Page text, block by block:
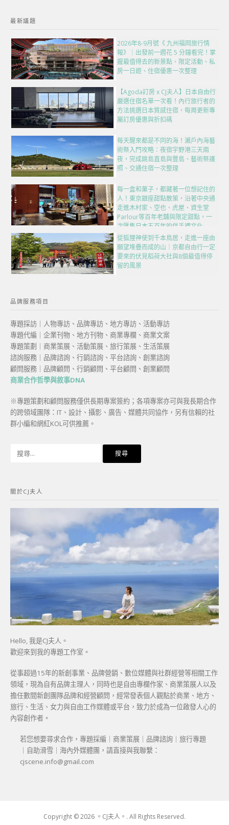
最新議題
2026年8-9月號《 九州福岡旅行情
報》｜出發前一週花 5 分鐘看完！掌
握最值得去的新景點、限定活動、私
房一日遊、住宿優惠一次整理
【Agoda訂房 x CJ夫人】日本自由行
嚴選住宿名單一次看！內行旅行者的
方法挑選日本質感住宿，每周更新專
屬訂房優惠與折扣碼
每天醒來都是不同的海！瀨戶內海藝
術祭入門攻略：夜宿宇野港三天兩
夜，完成跳島直島與豐島、藝術祭護
照、交通住宿一次整理
每一盒和菓子，都藏著一位想記住的
人！東京銀座甜點散策，沿著中央通
走進木村家、空也、虎屋、資生堂
Parlour等百年老舖與限定甜點，一
次匯集日本五百年的伴手禮文化
從狐狸神使到千本鳥居，走進一座由
願望堆疊而成的山｜京都自由行一定
要來的伏見稻荷大社與8個最值得停
留的風景
品牌服務項目
專題採訪｜人物專訪、品牌專訪、地方專訪、活動專訪
專題代編｜企業刊物、地方刊物、商業專欄、商業文案
專題策劃｜商業策展、活動策展、旅行策展、生活策展
諮詢服務｜品牌諮詢、行銷諮詢、平台諮詢、創業諮詢
顧問服務｜品牌顧問、行銷顧問、平台顧問、創業顧問
商業合作哲學與敘事DNA
※專題策劃和顧問服務僅供長期專案簽約；各項專案亦可與我長期合作
的跨領域團隊：IT、設計、攝影、廣告、媒體共同協作，另有信賴的社
群小編和網紅KOL可供推薦。
字:
關於CJ夫人
Hello, 我是CJ夫人。
歡迎來到我的專題工作室。
從事超過15年的新創事業、品牌營銷、數位媒體與社群經營等相關工作
領域，現為自有品牌主理人，同時也是自由專欄作家、商業策展人以及
擔任數間新創團隊品牌和經營顧問，經常發表個人觀點於商業、地方、
旅行、生活、女力與自由工作媒體或平台，致力於成為一位啟發人心的
內容創作者。
若您想要尋求合作，專題採編｜商業策展｜品牌諮詢｜旅行專題
｜自助滑雪｜海內外媒體團，請直接與我聯繫：
cjscene.info@gmail.com
Copyright © 2026 。CJ夫人。. All Rights Reserved.